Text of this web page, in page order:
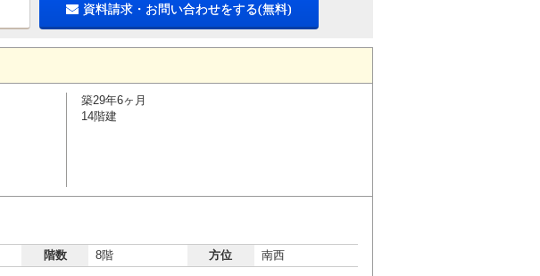
資料請求・お問い合わせをする(無料)
築29年6ヶ月
14階建
階数 8階 方位 南西